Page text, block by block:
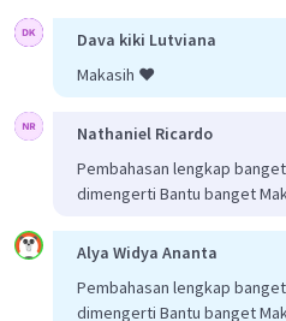
Dava kiki Lutviana
Makasih ❤️
Nathaniel Ricardo
Pembahasan lengkap
dimengerti Bantu banget
Alya Widya Ananta
Pembahasan lengkap
dimengerti Bantu banget